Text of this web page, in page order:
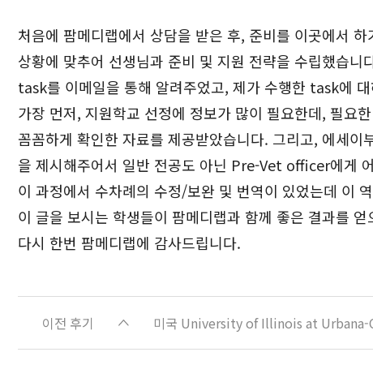
처음에 팜메디랩에서 상담을 받은 후, 준비를 이곳에서
상황에 맞추어 선생님과 준비 및 지원 전략을 수립했습
task를 이메일을 통해 알려주었고, 제가 수행한 task에
가장 먼저, 지원학교 선정에 정보가 많이 필요한데, 필요
꼼꼼하게 확인한 자료를 제공받았습니다. 그리고, 에세
을 제시해주어서 일반 전공도 아닌 Pre-Vet officer에게
이 과정에서 수차례의 수정/보완 및 번역이 있었는데 이
이 글을 보시는 학생들이 팜메디랩과 함께 좋은 결과를
다시 한번 팜메디랩에 감사드립니다.
이전 후기 미국 University of Illinois at Urbana-